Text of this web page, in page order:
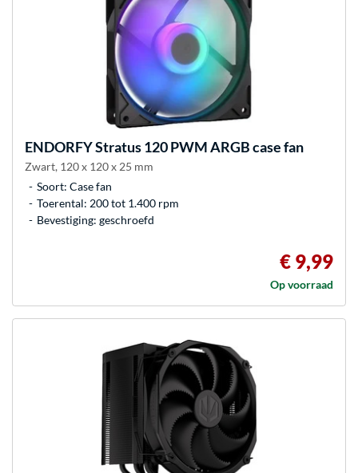
ENDORFYStratus 120 PWM ARGB case fan
Zwart, 120 x 120 x 25 mm
Soort: Case fan
Toerental: 200 tot 1.400 rpm
Bevestiging: geschroefd
€ 9,99
Op voorraad